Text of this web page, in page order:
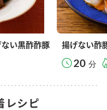
ない黒酢酢豚 揚げない酢
20 分
レシピ